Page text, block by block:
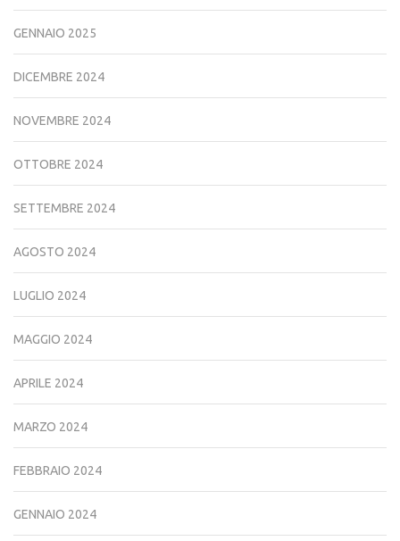
GENNAIO 2025
DICEMBRE 2024
NOVEMBRE 2024
OTTOBRE 2024
SETTEMBRE 2024
AGOSTO 2024
LUGLIO 2024
MAGGIO 2024
APRILE 2024
MARZO 2024
FEBBRAIO 2024
GENNAIO 2024